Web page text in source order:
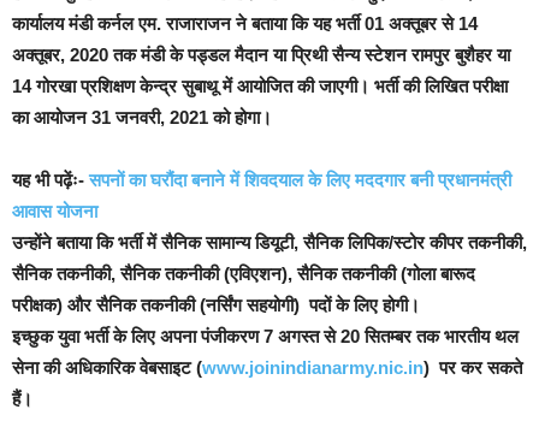
कार्यालय मंडी कर्नल एम. राजाराजन ने बताया कि यह भर्ती 01 अक्तूबर से 14
अक्तूबर, 2020 तक मंडी के पड्डल मैदान या प्रिथी सैन्य स्टेशन रामपुर बुशैहर या
14 गोरखा प्रशिक्षण केन्द्र सुबाथू में आयोजित की जाएगी। भर्ती की लिखित परीक्षा
का आयोजन 31 जनवरी, 2021 को होगा।
यह भी पढ़ेंः-सपनों का घरौंदा बनाने में शिवदयाल के लिए मददगार बनी प्रधानमंत्री
आवास योजना
उन्होंने बताया कि भर्ती में सैनिक सामान्य डियूटी, सैनिक लिपिक/स्टोर कीपर तकनीकी,
सैनिक तकनीकी, सैनिक तकनीकी (एविएशन), सैनिक तकनीकी (गोला बारूद
परीक्षक) और सैनिक तकनीकी (नर्सिंग सहयोगी) पदों के लिए होगी।
इच्छुक युवा भर्ती के लिए अपना पंजीकरण 7 अगस्त से 20 सितम्बर तक भारतीय थल
सेना की अधिकारिक वेबसाइट (www.joinindianarmy.nic.in) पर कर सकते
हैं।